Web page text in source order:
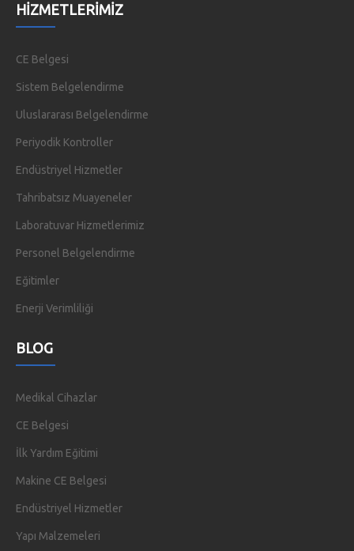
HIZMETLERIMIZ
CE Belgesi
Sistem Belgelendirme
Uluslararası Belgelendirme
Periyodik Kontroller
Endüstriyel Hizmetler
Tahribatsız Muayeneler
Laboratuvar Hizmetlerimiz
Personel Belgelendirme
Eğitimler
Enerji Verimliliği
BLOG
Medikal Cihazlar
CE Belgesi
İlk Yardım Eğitimi
Makine CE Belgesi
Endüstriyel Hizmetler
Yapı Malzemeleri